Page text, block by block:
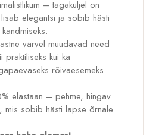
– tagaküljel on
elegantsi ja sobib hästi
värvel muudavad need
praktiliseks kui ka
rõivaesemeks.
elastaan – pehme, hingav
mis sobib hästi lapse õrnale